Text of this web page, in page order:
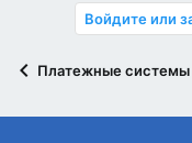
Войдите или
Платежные системы